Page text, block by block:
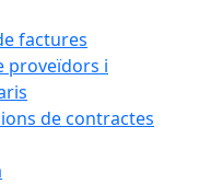
factures
proveïdors i
de contractes